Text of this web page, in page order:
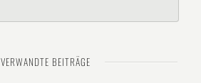
VERWANDTE BEITRÄGE